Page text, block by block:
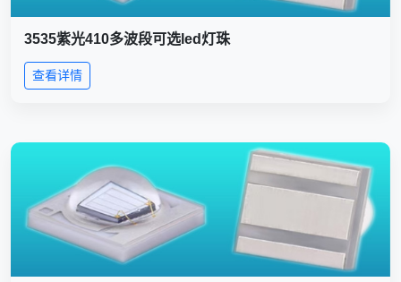
3535紫光410多波段可选led灯珠
查看详情